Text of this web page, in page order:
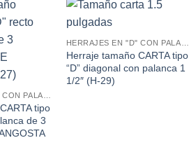
tipo
de 3
Herraje tamaño CARTA tipo
“D” diagonal con palanca 1
1/2″ (H-29)